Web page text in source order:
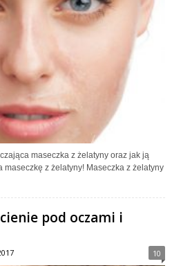
maseczka z żelatyny oraz jak ją
z żelatyny! Maseczka z żelatyny
pod oczami i
10